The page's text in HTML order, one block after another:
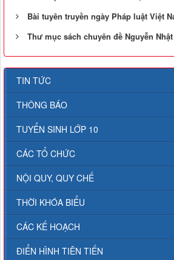
Bài tuyên truyền ngày Pháp luật Việt
Thư mục sách chuyên đề Nguyễn
TIN TỨC
THÔNG BÁO
TUYỂN SINH LỚP 10
CÁC TỔ CHỨC
NỘI QUY, QUY CHẾ
THỜI KHÓA BIỂU
CÁC KẾ HOẠCH
ĐIỂN HÌNH TIÊN TIẾN